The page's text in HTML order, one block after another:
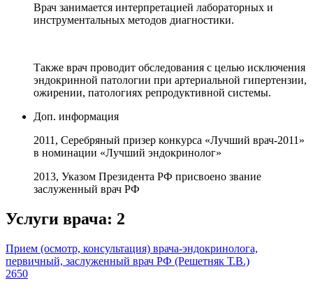
Врач занимается интерпретацией лабораторных и
инструментальных методов диагностики.
Также врач проводит обследования с целью исключения
эндокринной патологии при артериальной гипертензии,
ожирении, патологиях репродуктивной системы.
Доп. информация
2011, Серебряный призер конкурса «Лучший врач-2011»
в номинации «Лучший эндокринолог»
2013, Указом Президента РФ присвоено звание
заслуженный врач РФ
Услуги врача: 2
Прием (осмотр, консультация) врача-эндокринолога,
первичный, заслуженный врач РФ (Решетняк Т.В.)
2650